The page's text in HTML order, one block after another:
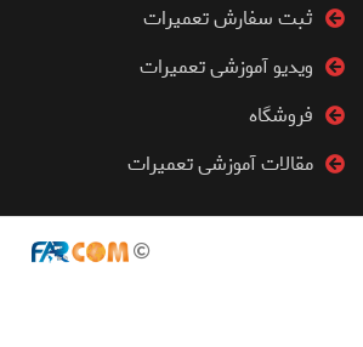
ثبت سفارش تعمیرات
ویدیو آموزشی تعمیرات
فروشگاه
مقالات آموزشی تعمیرات